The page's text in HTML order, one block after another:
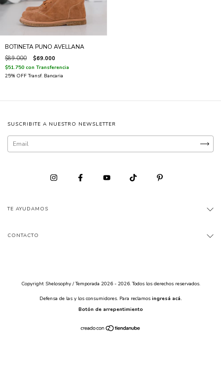
BOTINETA PUNO AVELLANA
$89.000 $69.000
$51.750 con Transferencia
SUSCRIBITE A NUESTRO NEWSLETTER
TE AYUDAMOS
CONTACTO
Copyright Shelosophy / Temporada 2026 - 2026. Todos los derechos reservados.
Defensa de las y los consumidores. Para reclamos ingresá acá.
Botón de arrepentimiento